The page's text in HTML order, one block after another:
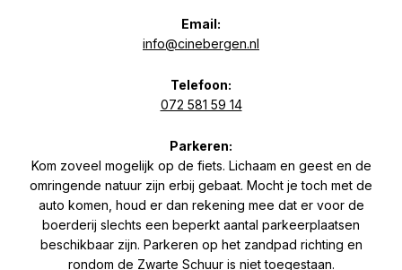
Email:
info@cinebergen.nl
Telefoon:
072 581 59 14
Parkeren:
Kom zoveel mogelijk op de fiets. Lichaam en geest en de
omringende natuur zijn erbij gebaat. Mocht je toch met de
auto komen, houd er dan rekening mee dat er voor de
boerderij slechts een beperkt aantal parkeerplaatsen
beschikbaar zijn. Parkeren op het zandpad richting en
rondom de Zwarte Schuur is niet toegestaan.